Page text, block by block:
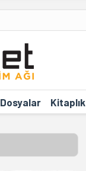
Dosyalar Kitaplık